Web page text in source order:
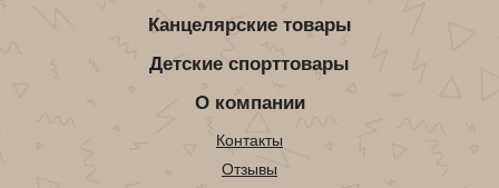
Канцелярские товары
Детские спорттовары
О компании
Контакты
Отзывы